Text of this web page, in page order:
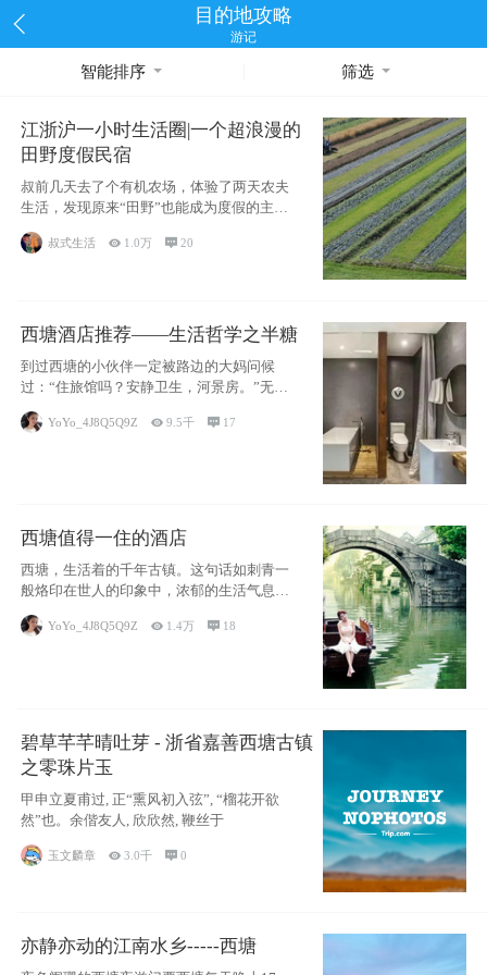
目的地攻略
游记
智能排序 筛选
江浙沪一小时生活圈|一个超浪漫的
田野度假民宿
叔前几天去了个有机农场，体验了两天农夫
生活，发现原来“田野”也能成为度假的主旋
律。江
叔式生活  1.0万 20
西塘酒店推荐——生活哲学之半糖
到过西塘的小伙伴一定被路边的大妈问候
过：“住旅馆吗？安静卫生，河景房。”无意
YoYo_4J8Q5Q9Z 9.5千  17
西塘值得一住的酒店
西塘，生活着的千年古镇。这句话如刺青一
般烙印在世人的印象中，浓郁的生活气息，
小桥流水
YoYo_4J8Q5Q9Z  1.4万  18
碧草芊芊晴吐芽 - 浙省嘉善西塘古镇
之零珠片玉
甲申立夏甫过, 正“熏风初入弦”, “榴花开欲
然”也。余偕友人, 欣欣然, 鞭丝于
玉文麟章  3.0千 0
亦静亦动的江南水乡-----西塘